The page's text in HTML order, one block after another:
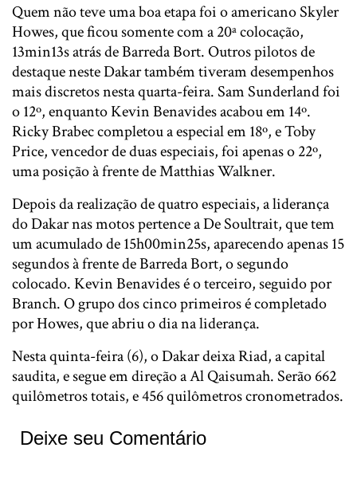
Quem não teve uma boa etapa foi o americano Skyler
Howes, que ficou somente com a 20ª colocação,
13min13s atrás de Barreda Bort. Outros pilotos de
destaque neste Dakar também tiveram desempenhos
mais discretos nesta quarta-feira. Sam Sunderland foi
o 12º, enquanto Kevin Benavides acabou em 14º.
Ricky Brabec completou a especial em 18º, e Toby
Price, vencedor de duas especiais, foi apenas o 22º,
uma posição à frente de Matthias Walkner.
Depois da realização de quatro especiais, a liderança
do Dakar nas motos pertence a De Soultrait, que tem
um acumulado de 15h00min25s, aparecendo apenas 15
segundos à frente de Barreda Bort, o segundo
colocado. Kevin Benavides é o terceiro, seguido por
Branch. O grupo dos cinco primeiros é completado
por Howes, que abriu o dia na liderança.
Nesta quinta-feira (6), o Dakar deixa Riad, a capital
saudita, e segue em direção a Al Qaisumah. Serão 662
quilômetros totais, e 456 quilômetros cronometrados.
Deixe seu Comentário